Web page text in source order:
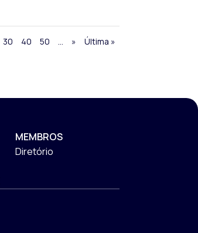
30 40 50 ... » Última »
MEMBROS
Diretório